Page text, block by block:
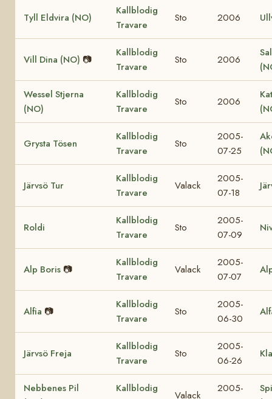
Tyll Eldvira (NO)
Kallblodig
Travare
Sto 2006
Vill Dina (NO) 📷
Kallblodig
Travare
Sto 2006
Wessel Stjerna
(NO)
Kallblodig
Travare
Sto 2006
Grysta Tösen
Kallblodig
Travare
Sto
2005-
07-25
Järvsö Tur
Kallblodig
Travare
Valack
2005-
07-18
Roldi
Kallblodig
Travare
Sto
2005-
07-09
Alp Boris 📷
Kallblodig
Travare
Valack
2005-
07-07
Alfia 📷
Kallblodig
Travare
Sto
2005-
06-30
Järvsö Freja
Kallblodig
Travare
Sto
2005-
06-26
Nebbenes Pil
Kallblodig
Valack
2005-